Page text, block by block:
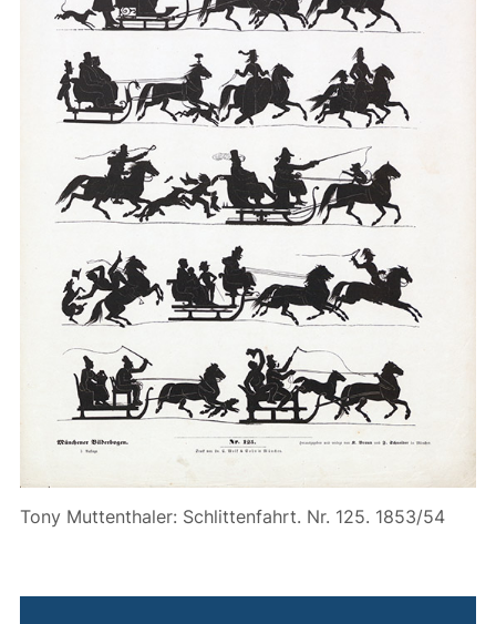
Tony Muttenthaler: Schlittenfahrt. Nr. 125. 1853/54